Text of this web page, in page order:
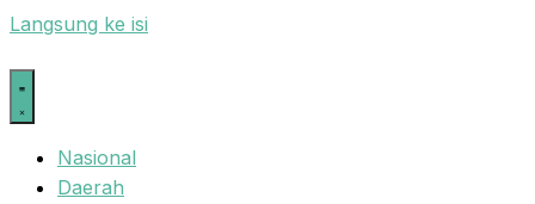
Langsung ke isi
Nasional
Daerah